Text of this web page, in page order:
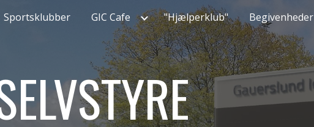
Skip to navigation
Sportsklubber GIC Cafe "Hjælperklub" Begivenheder